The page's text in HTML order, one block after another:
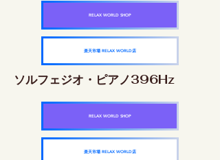
RELAX WORLD SHOP
楽天市場 RELAX WORLD店
ソルフェジオ・ピアノ396Hz
RELAX WORLD SHOP
楽天市場 RELAX WORLD店